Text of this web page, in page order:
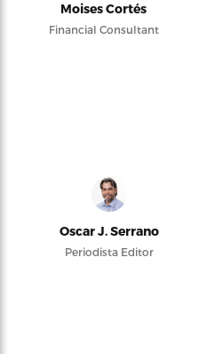
Moises Cortés
Financial Consultant
Oscar J. Serrano
Periodista Editor